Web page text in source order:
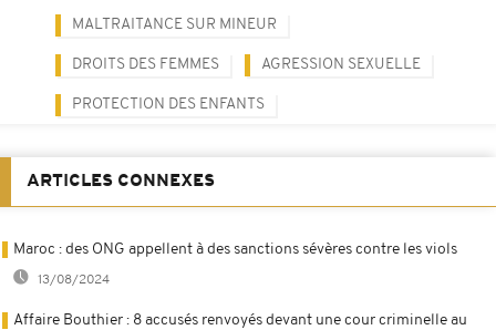
MALTRAITANCE SUR MINEUR
DROITS DES FEMMES AGRESSION SEXUELLE
PROTECTION DES ENFANTS
ARTICLES CONNEXES
Maroc : des ONG appellent à des sanctions sévères contre les viols
13/08/2024
Affaire Bouthier : 8 accusés renvoyés devant une cour criminelle au